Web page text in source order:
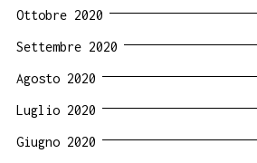
Ottobre 2020
Settembre 2020
Agosto 2020
Luglio 2020
Giugno 2020